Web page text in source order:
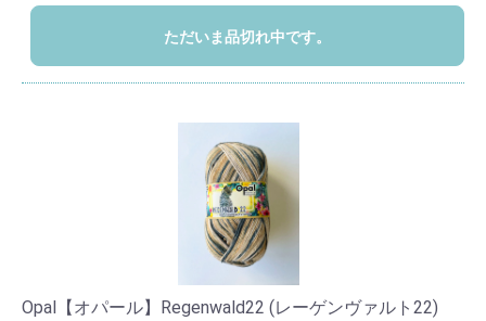
ただいま品切れ中です。
Opal【オパール】Regenwald22 (レーゲンヴァルト22)